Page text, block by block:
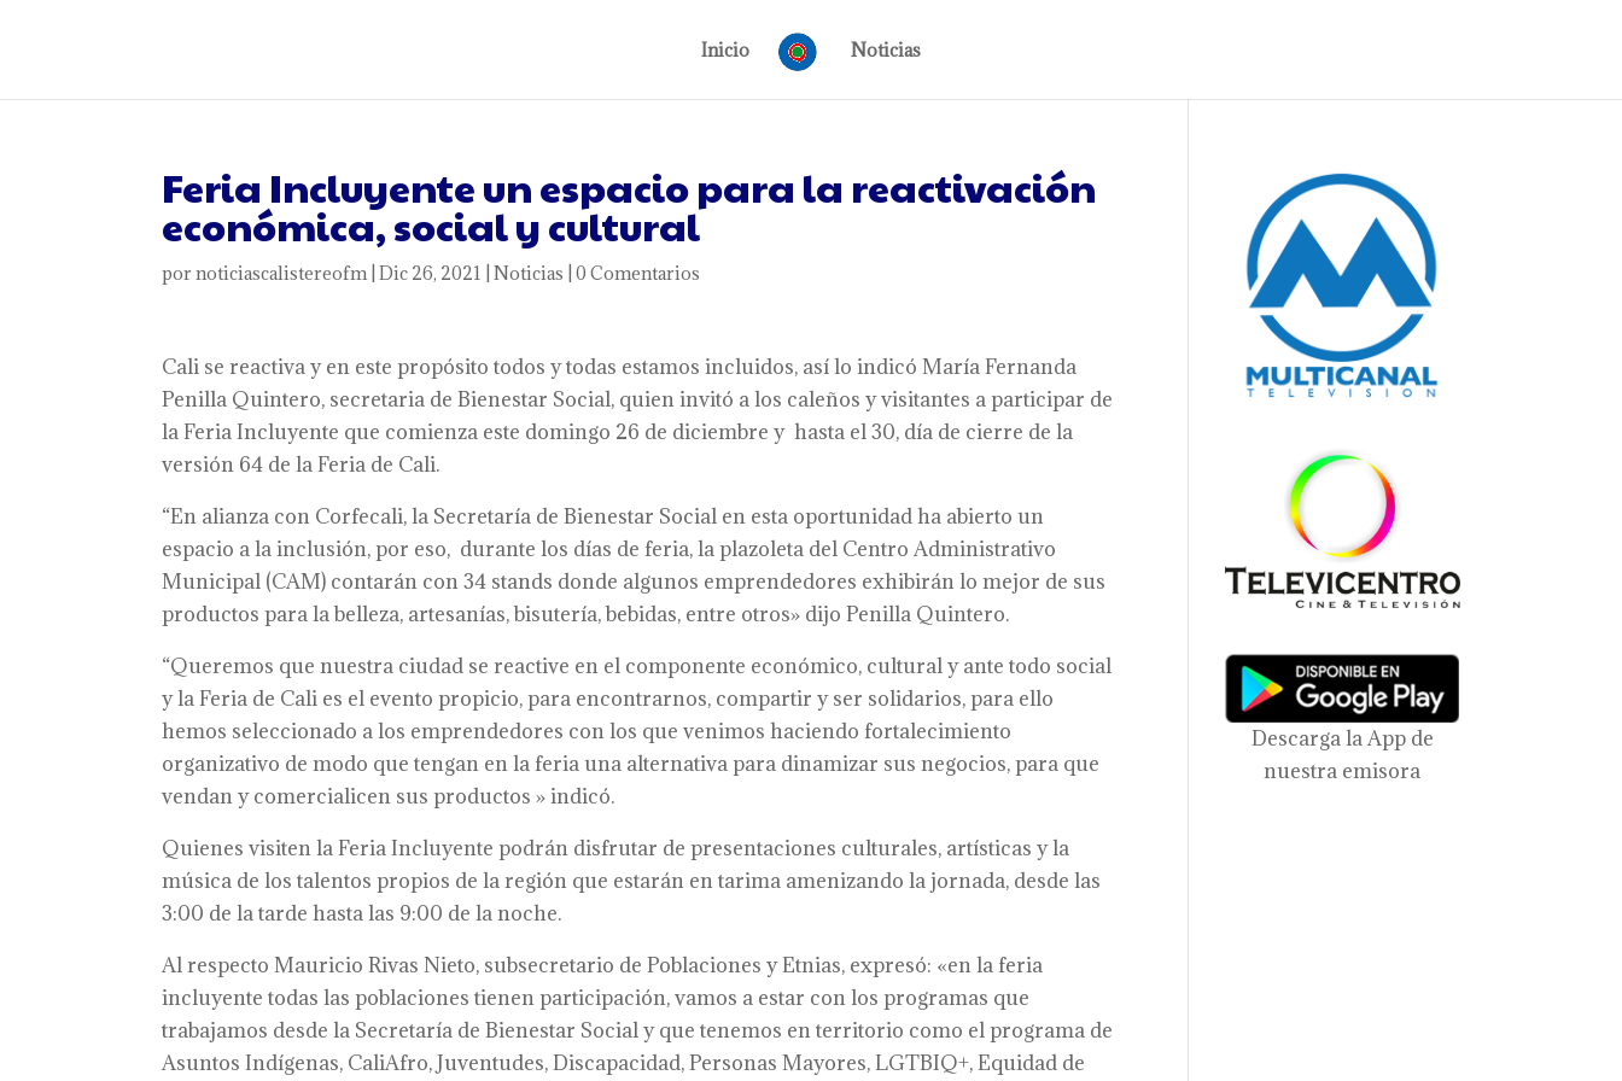
Inicio Noticias
Feria Incluyente un espacio para la reactivación
económica, social y cultural
pornoticiascalistereofm|Dic 26, 2021 |Noticias |0 Comentarios
Cali se reactiva y en este propósito todos y todas estamos incluidos, así lo indicó María Fernanda
Penilla Quintero, secretaria de Bienestar Social, quien invitó a los caleños y visitantes a participar de
la Feria Incluyente que comienza este domingo 26 de diciembre y hasta el 30, día de cierre de la
versión 64 de la Feria de Cali.
“En alianza con Corfecali, la Secretaría de Bienestar Social en esta oportunidad ha abierto un
espacio a la inclusión, por eso, durante los días de feria, la plazoleta del Centro Administrativo
Municipal (CAM) contarán con 34 stands donde algunos emprendedores exhibirán lo mejor de sus
productos para la belleza, artesanías, bisutería, bebidas, entre otros» dijo Penilla Quintero.
“Queremos que nuestra ciudad se reactive en el componente económico, cultural y ante todo social
y la Feria de Cali es el evento propicio, para encontrarnos, compartir y ser solidarios, para ello
hemos seleccionado a los emprendedores con los que venimos haciendo fortalecimiento
organizativo de modo que tengan en la feria una alternativa para dinamizar sus negocios, para que
vendan y comercialicen sus productos » indicó.
Quienes visiten la Feria Incluyente podrán disfrutar de presentaciones culturales, artísticas y la
música de los talentos propios de la región que estarán en tarima amenizando la jornada, desde las
3:00 de la tarde hasta las 9:00 de la noche.
Al respecto Mauricio Rivas Nieto, subsecretario de Poblaciones y Etnias, expresó: «en la feria
incluyente todas las poblaciones tienen participación, vamos a estar con los programas que
trabajamos desde la Secretaría de Bienestar Social y que tenemos en territorio como el programa de
Asuntos Indígenas, CaliAfro, Juventudes, Discapacidad, Personas Mayores, LGTBIQ+, Equidad de
Descarga la App de
nuestra emisora